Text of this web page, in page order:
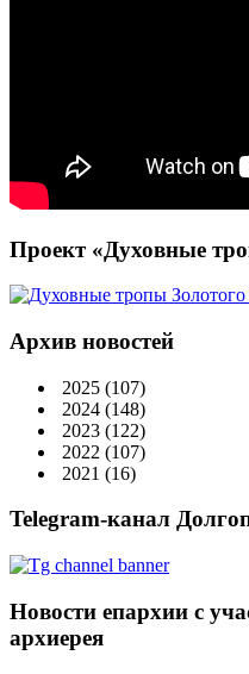
Проект «Духовные
Архив новостей
2025 (107)
2024 (148)
2023 (122)
2022 (107)
2021 (16)
Telegram-канал
Новости епархии с
архиерея